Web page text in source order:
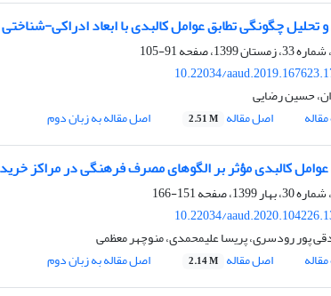
تحلیل چگونگی تطابق عوامل کالبدی با ابعاد ادراکی-
91-105
10.22034/
حسین رضایی
اصل مقاله 2.51 M اصل مقاله به زبان دوم
عوامل کالبدی مؤثر بر الگوهای مصرف فرهنگی در مراکز
151-166
10.22034/
پور رودسری، پریسا علیمحمدی، منوچهر معظمی
اصل مقاله 2.14 M اصل مقاله به زبان دوم